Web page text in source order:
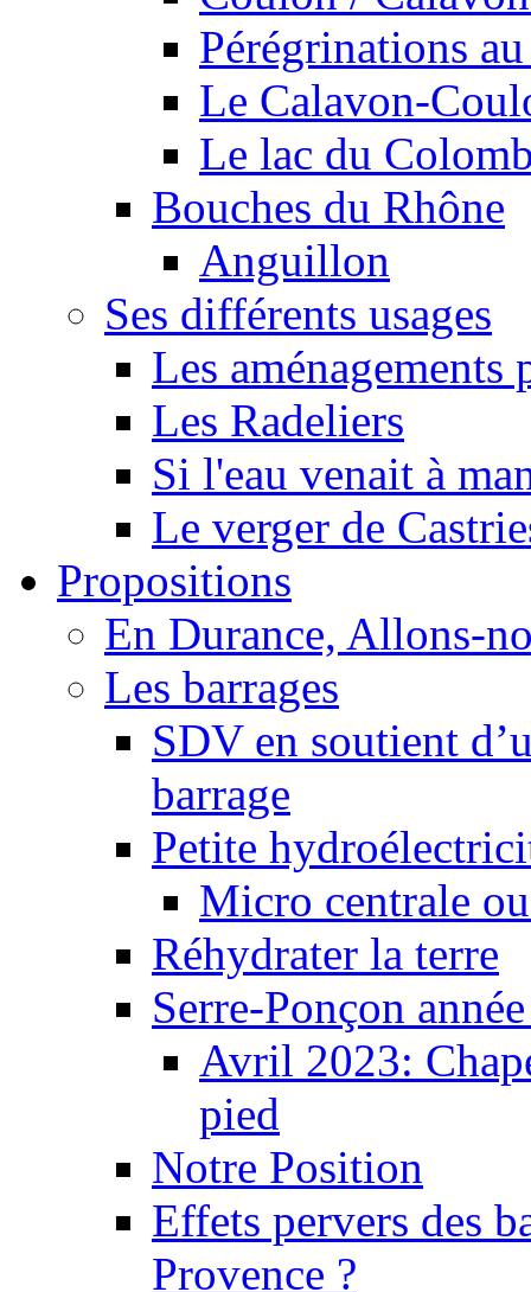
Pérégrinations
Le Calavon-
Le lac du
Bouches du Rhône
Anguillon
Ses différents usages
Les
Les Radeliers
Si l'eau venait à
Le verger de
Propositions
En Durance, Allons-
Les barrages
SDV en soutient
barrage
Petite
Micro centrale
Réhydrater la terre
Serre-Ponçon
Avril 2023:
pied
Notre Position
Effets pervers des
Provence ?